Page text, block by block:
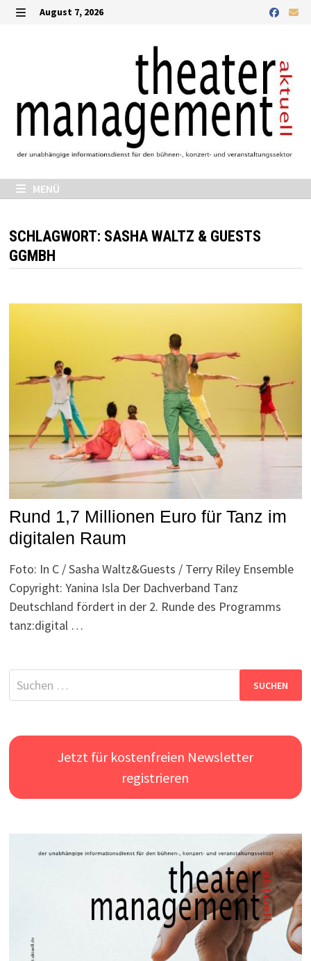
Zurück
August 7, 2026
MENÜ
SCHLAGWORT: SASHA WALTZ & GUESTS
GGMBH
Rund 1,7 Millionen Euro für Tanz im
digitalen Raum
Foto: In C / Sasha Waltz&Guests / Terry Riley Ensemble
Copyright: Yanina Isla Der Dachverband Tanz
Deutschland fördert in der 2. Runde des Programms
tanz:digital …
Suchen
nach:
Jetzt für kostenfreien Newsletter
registrieren